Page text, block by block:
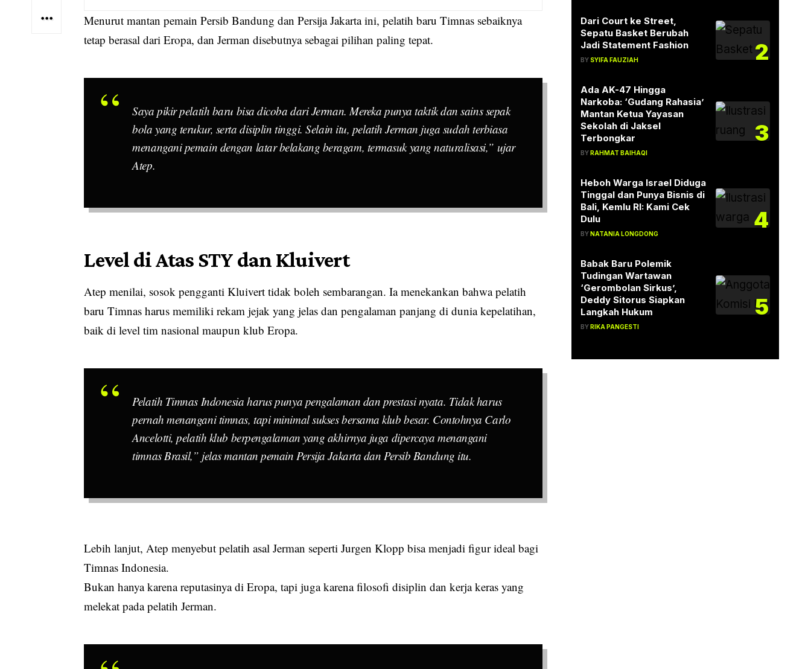
Menurut mantan pemain Persib Bandung dan Persija Jakarta ini, pelatih baru Timnas sebaiknya
tetap berasal dari Eropa, dan Jerman disebutnya sebagai pilihan paling tepat.
Saya pikir pelatih baru bisa dicoba dari Jerman. Mereka punya taktik dan sains sepak
bola yang terukur, serta disiplin tinggi. Selain itu, pelatih Jerman juga sudah terbiasa
menangani pemain dengan latar belakang beragam, termasuk yang naturalisasi,” ujar
Atep.
Level di Atas STY dan Kluivert
Atep menilai, sosok pengganti Kluivert tidak boleh sembarangan. Ia menekankan bahwa pelatih
baru Timnas harus memiliki rekam jejak yang jelas dan pengalaman panjang di dunia kepelatihan,
baik di level tim nasional maupun klub Eropa.
Pelatih Timnas Indonesia harus punya pengalaman dan prestasi nyata. Tidak harus
pernah menangani timnas, tapi minimal sukses bersama klub besar. Contohnya Carlo
Ancelotti, pelatih klub berpengalaman yang akhirnya juga dipercaya menangani
timnas Brasil,” jelas mantan pemain Persija Jakarta dan Persib Bandung itu.
Lebih lanjut, Atep menyebut pelatih asal Jerman seperti Jurgen Klopp bisa menjadi figur ideal bagi
Timnas Indonesia.
Bukan hanya karena reputasinya di Eropa, tapi juga karena filosofi disiplin dan kerja keras yang
melekat pada pelatih Jerman.
Dari Court ke Street,
Sepatu Basket Berubah
Jadi Statement Fashion
BY SYIFA FAUZIAH 2
Ada AK-47 Hingga
Narkoba: ‘Gudang Rahasia’
Mantan Ketua Yayasan
Sekolah di Jaksel
Terbongkar
BYRAHMAT BAIHAQI
3
Heboh Warga Israel Diduga
Tinggal dan Punya Bisnis di
Bali, Kemlu RI: Kami Cek
Dulu
BYNATANIA LONGDONG
4
Babak Baru Polemik
Tudingan Wartawan
‘Gerombolan Sirkus’,
Deddy Sitorus Siapkan
Langkah Hukum
BYRIKA PANGESTI
5